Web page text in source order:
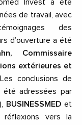
Invest a été
de travail, avec
des
d’ouverture a été
Commissaire
extérieures et
conclusions de
adressées par
BUSINESSMED et
vers la